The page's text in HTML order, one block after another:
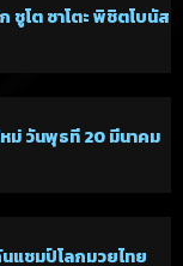
ชูโต ซาโตะ พิชิตโบนัส
ม่ วันพุธที่ 20 มีนาคม
แชมป์โลกมวยไทย